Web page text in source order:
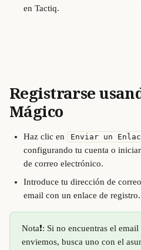
en Tactiq.
Registrarse
Mágico
Haz clic en Enviar un
configurando tu cuenta o
de correo electrónico.
Introduce tu dirección de
email con un enlace de registro.
Nota❗️: Si no encuentras el
enviemos, busca uno con el